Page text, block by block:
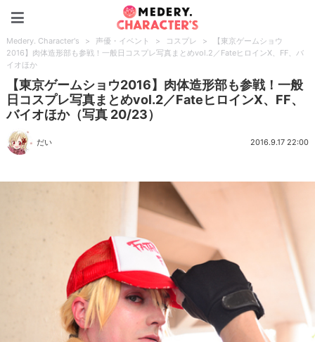
Medery. Character's > 声優・イベント > コスプレ >
【東京ゲームショウ
2016】肉体造形部も参戦！一般日コスプレ写真まとめvol.2／FateヒロインX、FF、バ
イオほか
【東京ゲームショウ2016】肉体造形部も参戦！一般
日コスプレ写真まとめvol.2／FateヒロインX、FF、
バイオほか（写真 20/23）
だい 2016.9.17 22:00